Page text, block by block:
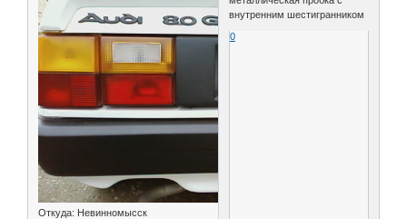
Откуда: Невинномысск
внутренним шестигранником
0